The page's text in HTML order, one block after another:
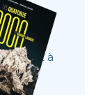
à
les
à
: